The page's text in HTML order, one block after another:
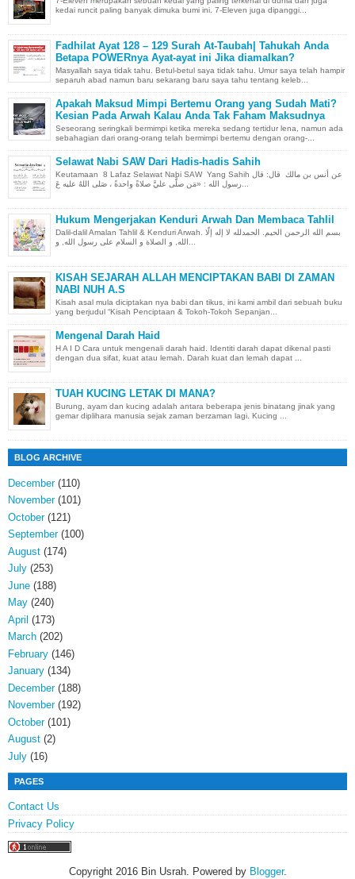
kedai runcit paling banyak dimuka bumi ini. 7-Eleven juga dipanggi...
Fadhilat Ayat 128 – 129 Surah At-Taubah| Tahukah Anda
Betapa POWERnya Ayat-ayat ini Jika diamalkan?
Masyallah saya tidak tahu. Betul-betul saya tidak tahu. Umur saya telah hampir
separuh abad namun baru sekarang baru saya tahu tentang keleb...
Apakah Maksud Mimpi Bertemu Orang yang Sudah Mati?
Kesian Pada Arwah Kalau Anda Tak Faham Maksudnya
Seseorang seringkali bermimpi ketika mereka sedang tertidur lena, namun ada
sebahagian dari orang-orang telah bermimpi bertemu dengan orang-...
Selawat Nabi SAW Dari Hadis-hadis Sahih
Keutamaan 8 Lafaz Selawat Nabi SAW Yang Sahih عن أنس بن مالك قال: قال
Hukum Mengerjakan Kenduri Arwah Dan Membaca Tahlil
Dalil-dalil Amalan Tahlil & Kenduri Arwah. بسم الله الرحمن الحيم. الحمدلله لا إله إلّا
KISAH SEJARAH ALLAH MENCIPTAKAN BABI DI ZAMAN
NABI NUH A.S
Kisah asal mula diciptakan nya babi dan tikus, ini kami ambil dari sebuah buku
yang berjudul “Kisah Penciptaan & Tokoh-Tokoh Sepanjan...
Mengenal Darah Haid
H A I D Cara untuk mengenali darah haid. Identiti darah dapat dikenal pasti
dengan dua sifat, kuat atau lemah. Darah kuat dan lemah dapat ...
TUAH KUCING LETAK DI MANA?
Burung, ayam dan kucing adalah antara beberapa jenis binatang jinak yang
gemar diplihara manusia sejak zaman berzaman lagi. Kucing ...
BLOG ARCHIVE
December(110)
November(101)
October(121)
September(100)
August (174)
July (253)
June (188)
May (240)
April (173)
March (202)
February (146)
January (134)
December(188)
November(192)
October(101)
August (2)
July (16)
PAGES
Contact Us
Privacy Policy
Copyright 2016 Bin Usrah. Powered by Blogger.